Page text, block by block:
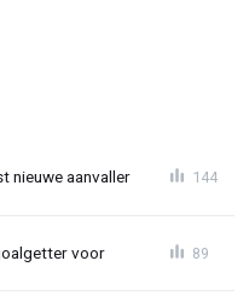
nieuwe aanvaller 144
voor 89